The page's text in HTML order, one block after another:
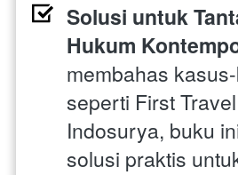
Solusi untuk
Hukum
membahas
seperti First
Indosurya, buku
solusi praktis